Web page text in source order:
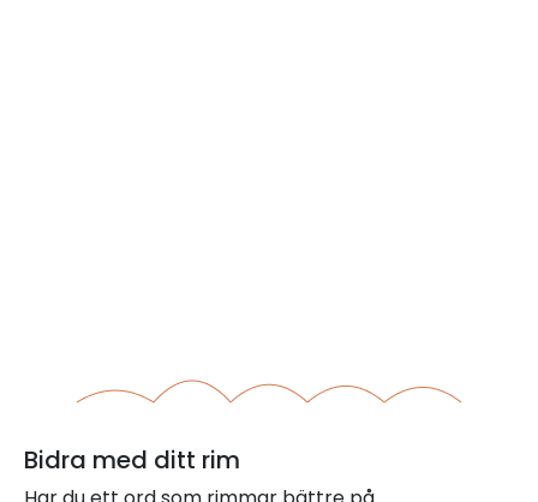
Bidra med ditt rim